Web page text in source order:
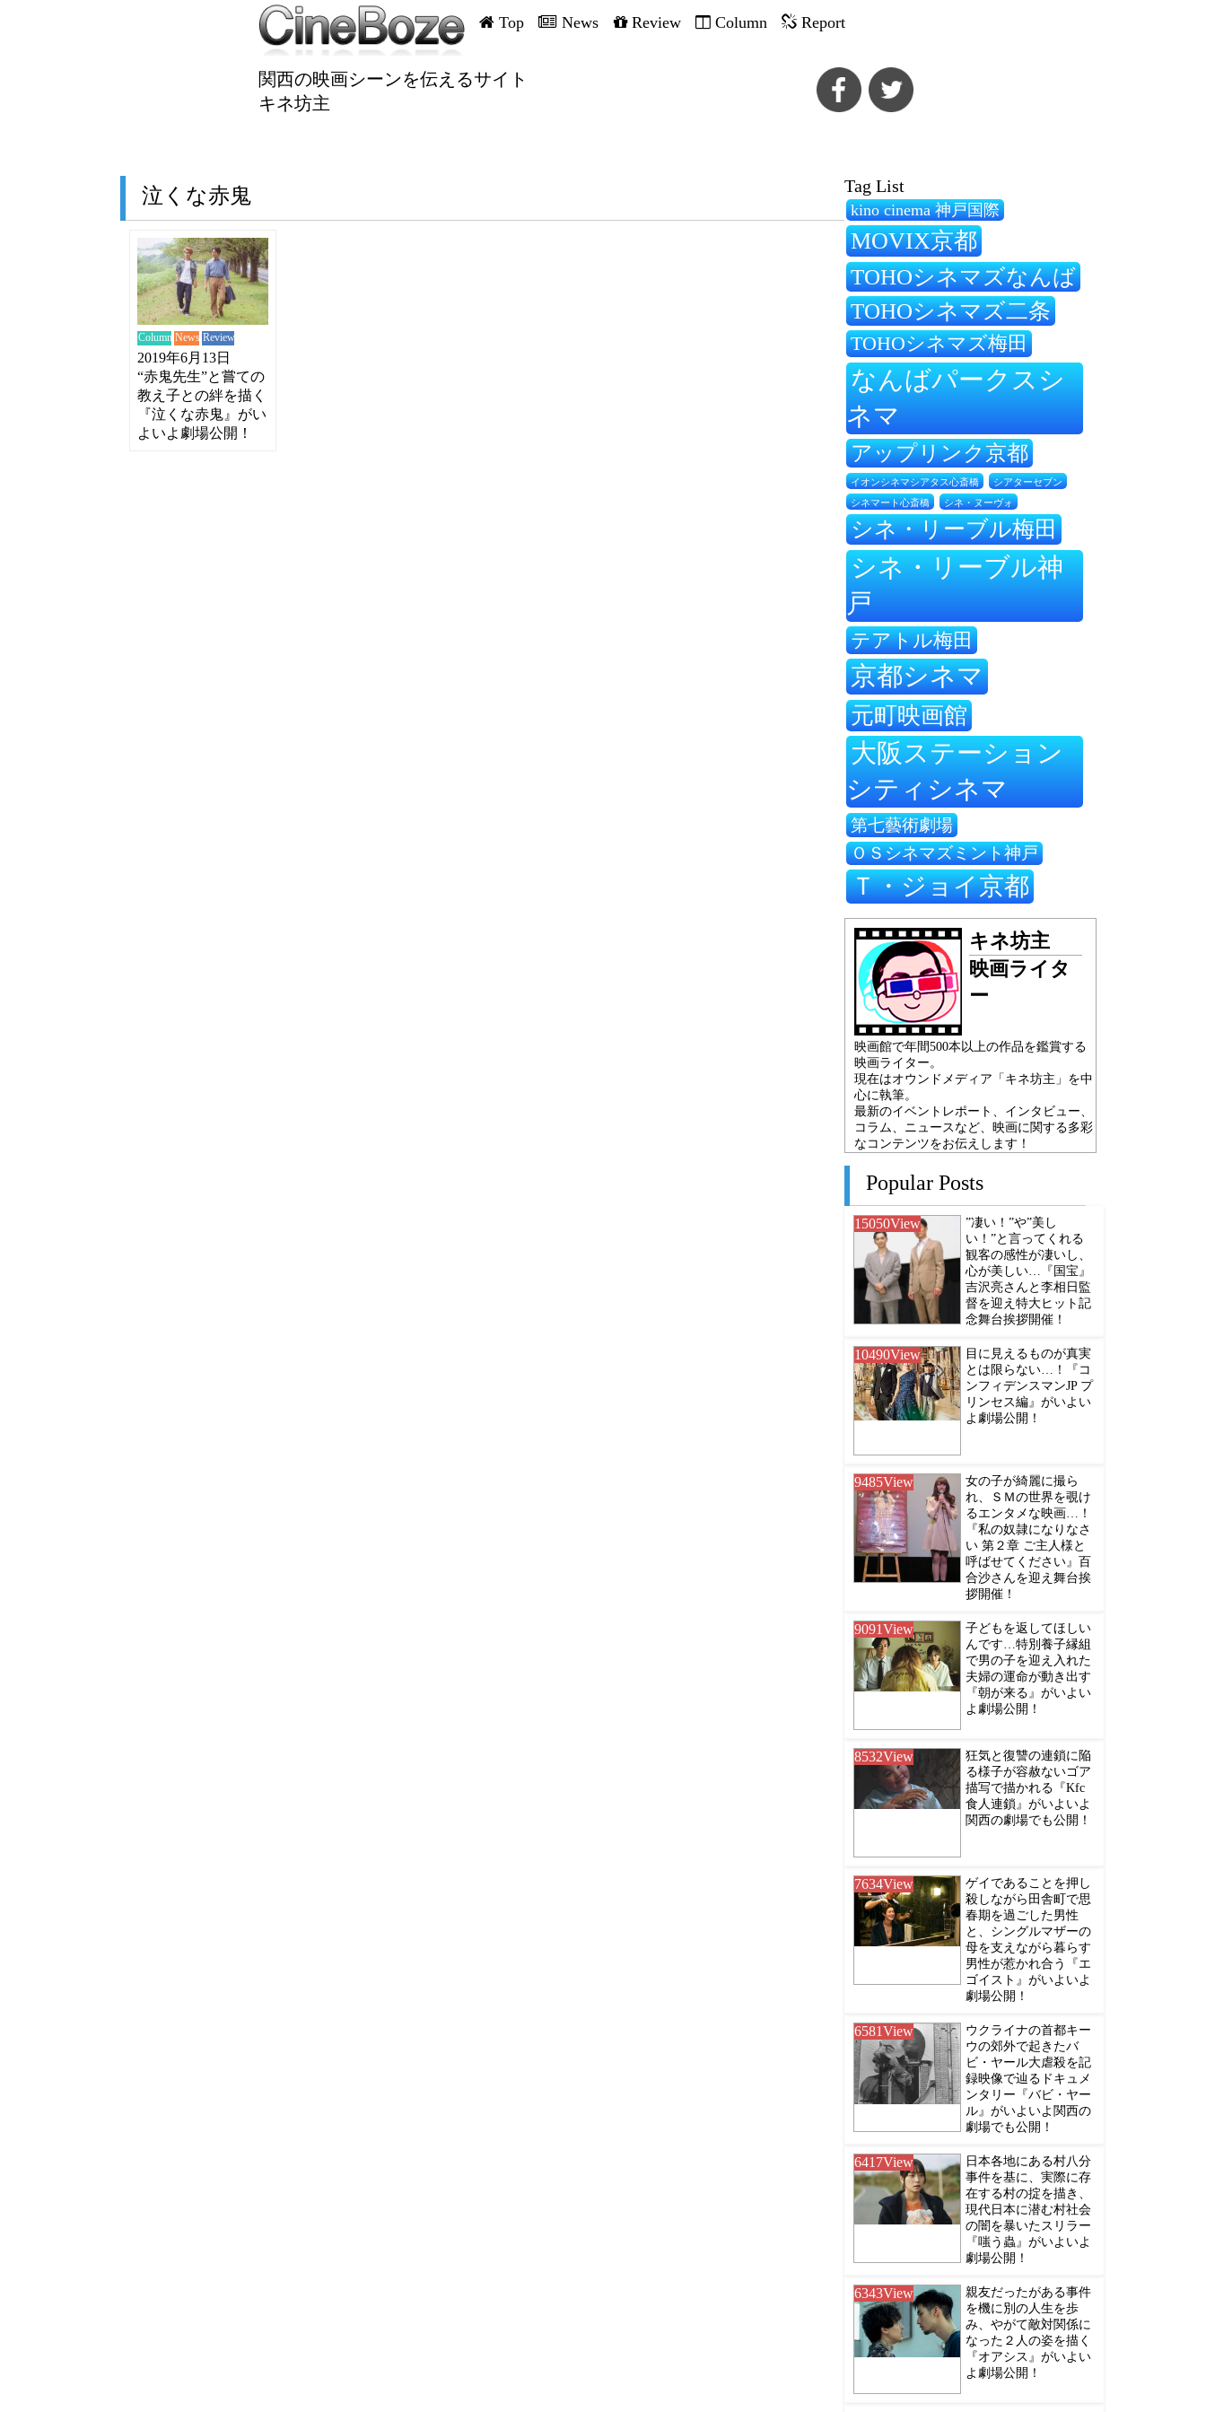
Top News Review Column Report
関西の映画シーンを伝えるサイト
キネ坊主
泣くな赤鬼
Column News Review
2019年6月13日
“赤鬼先生”と嘗ての
教え子との絆を描く
『泣くな赤鬼』がい
よいよ劇場公開！
Tag List
kino cinema 神戸国際
MOVIX京都
TOHOシネマズなんば
TOHOシネマズ二条
TOHOシネマズ梅田
なんばパークスシ
ネマ
アップリンク京都
イオンシネマシアタス心斎橋 シアターセブン
シネマート心斎橋 シネ・ヌーヴォ
シネ・リーブル梅田
シネ・リーブル神
戸
テアトル梅田
京都シネマ
元町映画館
大阪ステーション
シティシネマ
第七藝術劇場
ＯＳシネマズミント神戸
Ｔ・ジョイ京都
キネ坊主
映画ライタ
ー
映画館で年間500本以上の作品を鑑賞する
映画ライター。
現在はオウンドメディア「キネ坊主」を中
心に執筆。
最新のイベントレポート、インタビュー、
コラム、ニュースなど、映画に関する多彩
なコンテンツをお伝えします！
Popular Posts
15050View
”凄い！”や”美し
い！”と言ってくれる
観客の感性が凄いし、
心が美しい…『国宝』
吉沢亮さんと李相日監
督を迎え特大ヒット記
念舞台挨拶開催！
10490View
目に見えるものが真実
とは限らない…！『コ
ンフィデンスマンJP プ
リンセス編』がいよい
よ劇場公開！
9485View
女の子が綺麗に撮ら
れ、ＳＭの世界を覗け
るエンタメな映画…！
『私の奴隷になりなさ
い 第２章 ご主人様と
呼ばせてください』百
合沙さんを迎え舞台挨
拶開催！
9091View
子どもを返してほしい
んです…特別養子縁組
で男の子を迎え入れた
夫婦の運命が動き出す
『朝が来る』がいよい
よ劇場公開！
8532View
狂気と復讐の連鎖に陥
る様子が容赦ないゴア
描写で描かれる『Kfc
食人連鎖』がいよいよ
関西の劇場でも公開！
7634View
ゲイであることを押し
殺しながら田舎町で思
春期を過ごした男性
と、シングルマザーの
母を支えながら暮らす
男性が惹かれ合う『エ
ゴイスト』がいよいよ
劇場公開！
6581View
ウクライナの首都キー
ウの郊外で起きたバ
ビ・ヤール大虐殺を記
録映像で辿るドキュメ
ンタリー『バビ・ヤー
ル』がいよいよ関西の
劇場でも公開！
6417View
日本各地にある村八分
事件を基に、実際に存
在する村の掟を描き、
現代日本に潜む村社会
の闇を暴いたスリラー
『嗤う蟲』がいよいよ
劇場公開！
6343View
親友だったがある事件
を機に別の人生を歩
み、やがて敵対関係に
なった２人の姿を描く
『オアシス』がいよい
よ劇場公開！